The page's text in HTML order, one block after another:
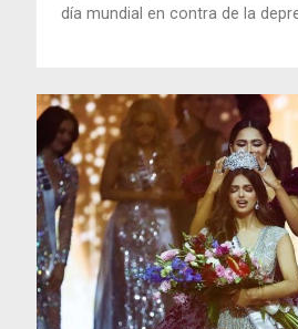
día mundial en contra de la